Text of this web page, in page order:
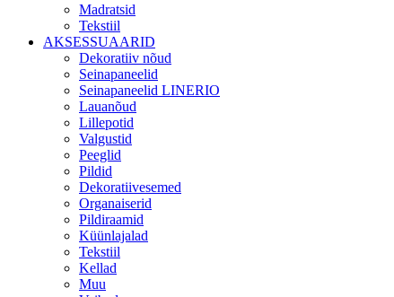
Madratsid
Tekstiil
AKSESSUAARID
Dekoratiiv nõud
Seinapaneelid
Seinapaneelid LINERIO
Lauanõud
Lillepotid
Valgustid
Peeglid
Pildid
Dekoratiivesemed
Organaiserid
Pildiraamid
Küünlajalad
Tekstiil
Kellad
Muu